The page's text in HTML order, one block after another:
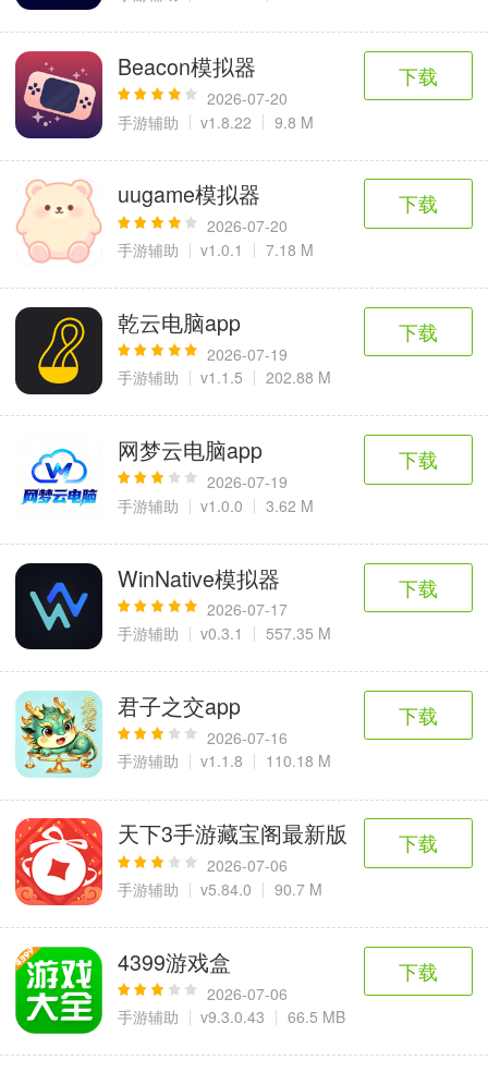
图像拍照
9百+款应用Beacon模拟器
2026-07-20
手游辅助
v1.8.22 9.8 M
下载
uugame模拟器
2026-07-20
手游辅助
v1.0.1 7.18 M
下载
乾云电脑app
2026-07-19
手游辅助
v1.1.5 202.88 M
下载
网梦云电脑app
2026-07-19
手游辅助
v1.0.0 3.62 M
下载
WinNative模拟器
2026-07-17
手游辅助
v0.3.1 557.35 M
下载
君子之交app
2026-07-16
手游辅助
v1.1.8 110.18 M
下载
天下3手游藏宝阁最新版
2026-07-06
手游辅助
v5.84.0 90.7 M
下载
4399游戏盒
2026-07-06
手游辅助
v9.3.0.43 66.5 MB
下载